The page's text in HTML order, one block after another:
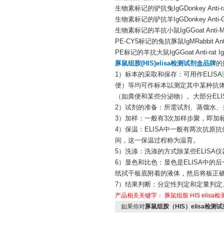
生物素标记的驴抗兔IgGDonkey Anti-
生物素标记的驴抗羊IgGDonkey Anti-
生物素标记的羊抗小鼠IgGGoat Anti-
PE-CY5标记的兔抗豚鼠IgMRabbit
PE标记的羊抗大鼠IgGGoat Anti-rat
豚鼠组胺(HIS)elisa检测试剂盒品牌
1）标本的采取和保存：可用作
便）等均可作标本以测定其中某种抗
（如粪便和某些分泌物）。大部分
2）试剂的准备：所需试剂、蒸馏水
3）加样：一般有3次加样步聚，即加
4）保温：ELISA中一般有两次抗原
间，这一保温过程称为温育。
5）洗涤：洗涤的方式除某些ELISA
6）显色和比色：显色是ELISA中的
纸拭干板底附着的液体，然后将板正
7）结果判断：分定性判定和定量判定
产品相关关键字： 豚鼠组胺 HIS elisa检
如果你对豚鼠组胺（HIS）elisa检测试